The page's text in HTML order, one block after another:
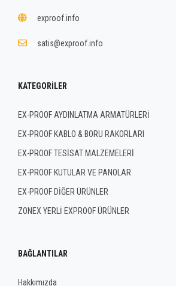
exproof.info
satis@exproof.info
KATEGORILER
EX-PROOF AYDINLATMA ARMATÜRLERİ
EX-PROOF KABLO & BORU RAKORLARI
EX-PROOF TESİSAT MALZEMELERİ
EX-PROOF KUTULAR VE PANOLAR
EX-PROOF DİĞER ÜRÜNLER
ZONEX YERLİ EXPROOF ÜRÜNLER
BAĞLANTILAR
Hakkımızda